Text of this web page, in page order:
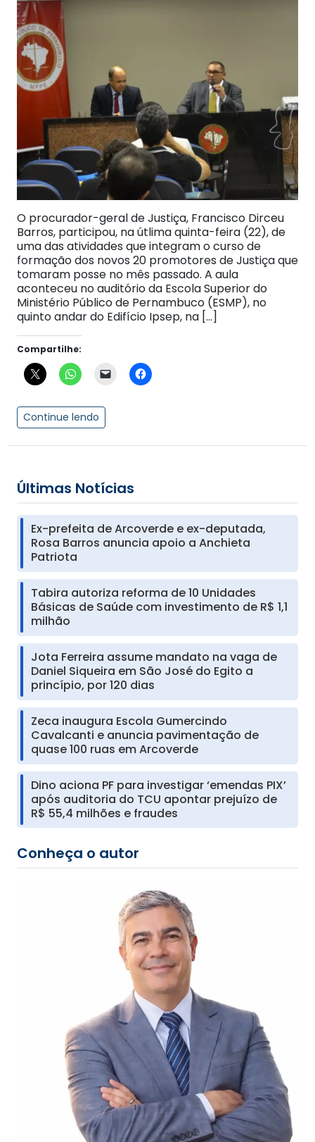
O procurador-geral de Justiça, Francisco Dirceu
Barros, participou, na útlima quinta-feira (22), de
uma das atividades que integram o curso de
formação dos novos 20 promotores de Justiça que
tomaram posse no mês passado. A aula
aconteceu no auditório da Escola Superior do
Ministério Público de Pernambuco (ESMP), no
quinto andar do Edifício Ipsep, na […]
Compartilhe:
Continue lendo
Últimas Notícias
Ex-prefeita de Arcoverde e ex-deputada,
Rosa Barros anuncia apoio a Anchieta
Patriota
Tabira autoriza reforma de 10 Unidades
Básicas de Saúde com investimento de R$ 1,1
milhão
Jota Ferreira assume mandato na vaga de
Daniel Siqueira em São José do Egito a
princípio, por 120 dias
Zeca inaugura Escola Gumercindo
Cavalcanti e anuncia pavimentação de
quase 100 ruas em Arcoverde
Dino aciona PF para investigar ‘emendas PIX’
após auditoria do TCU apontar prejuízo de
R$ 55,4 milhões e fraudes
Conheça o autor